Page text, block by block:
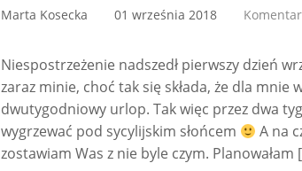
Marta Kosecka 01 września 2018
Niespostrzeżenie nadszedł pierwszy dzień
zaraz minie, choć tak się składa, że dla mnie
dwutygodniowy urlop. Tak więc przez dwa
wygrzewać pod sycylijskim słońcem
A na
zostawiam Was z nie byle czym. Planowałam